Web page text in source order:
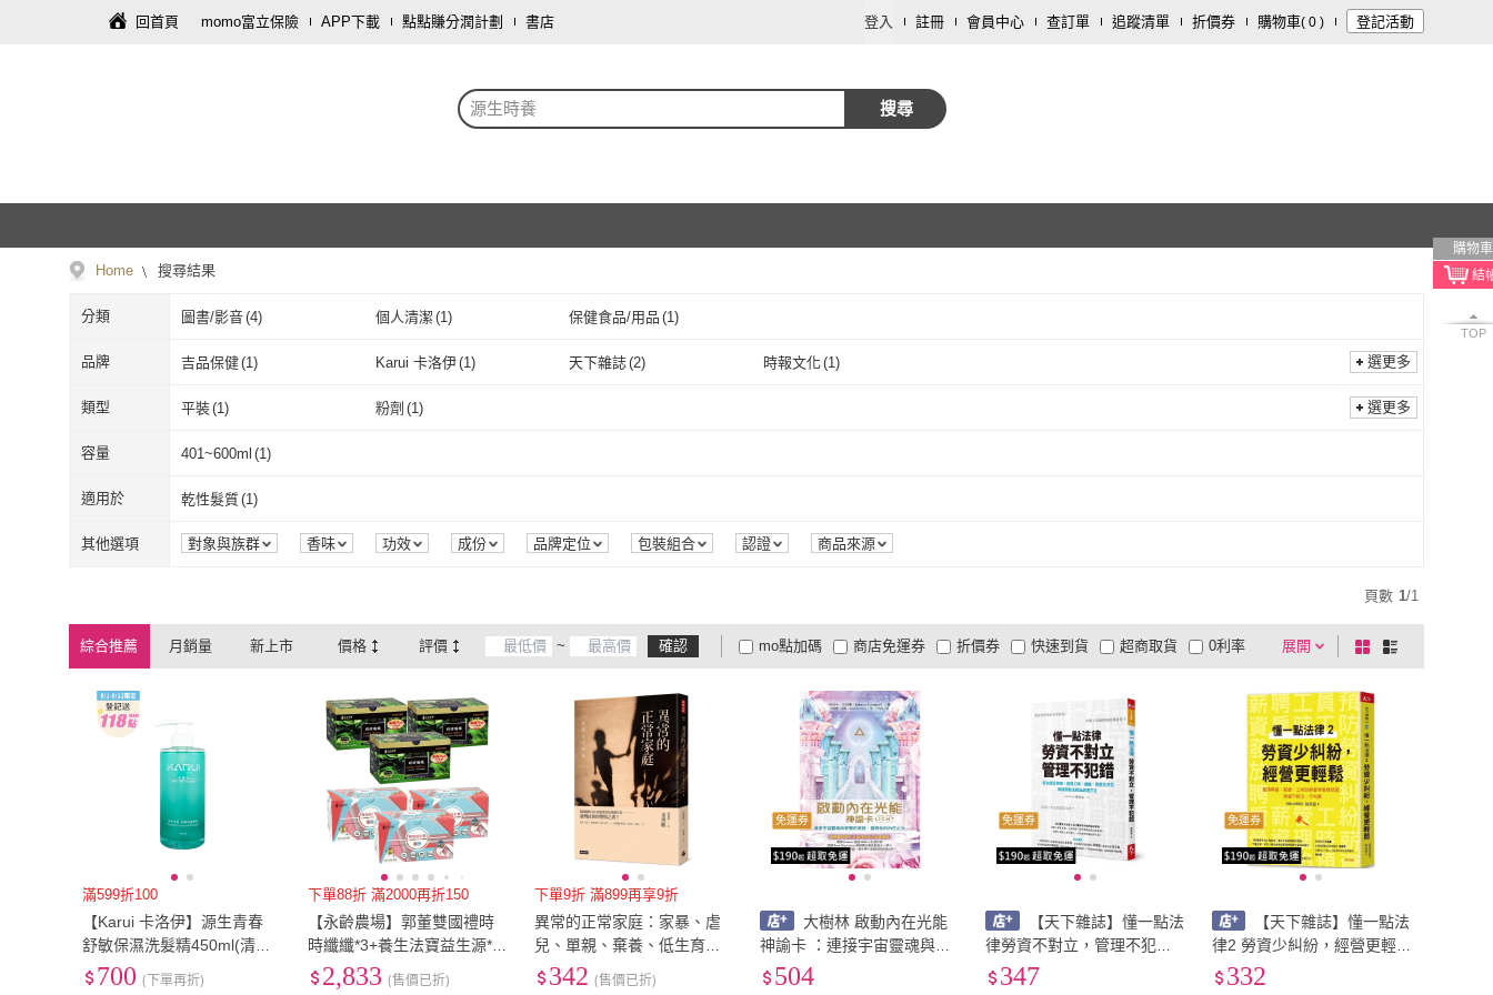
回首頁 momo富立保險 APP下載 點點賺分潤計劃 書店 登入 註冊 會員中心 查訂單 追蹤清單 折價券 購物車( 0 ) 登記活動
源生時養 搜尋
購物車
TOP
Home 搜尋結果
分類 圖書/影音(4) 個人清潔 (1) 保健食品/用品 (1)
品牌 吉品保健(1) Karui 卡洛伊(1) 天下雜誌(2) 時報文化(1)
吉品保健 Karui 卡洛伊
取消 選更多
類型 平裝(1) 粉劑 (1)
平裝(1)
選更多
容量 401~600ml (1)
401~600ml
適用於 乾性髮質(1)
乾性髮質 (1
其他選項 對象與族群 香味 功效 成份 品牌定位 包裝組合 認證 商品來源
頁數 1/1
綜合推薦 月銷量 新上市 價格 評價 ~ 確認 展開
折價券
有影片
商品有量 電視購物
mo點加碼 快速到貨 超商取貨
低溫宅配
大家電安心配
大家電快配
定期配/分次配
商店免運券 0利率
及以上 3 及以上 1
棋
盤
列
滿599折100
【Karui 卡洛伊】源生青春
舒敏保濕洗髮精450ml(清
潔、保養、護髮同時完成)
700 (下單再折)
下單88折 滿2000再折150
【永齡農場】郭董雙國禮時
時纖纖*3+養生法寶益生源*3
共計6盒(時時纖纖14條/盒 雙
2,833 (售價已折)
下單9折 滿899再享9折
異常的正常家庭：家暴、虐
兒、單親、棄養、低生育
率……一切問題的根源均來
342 (售價已折)
免運券
大樹林 啟動內在光能
神諭卡 ：連接宇宙靈魂與智
慧的源頭，發現你的內在之
504
免運券
【天下雜誌】懂一點法
律勞資不對立，管理不犯
錯：超白話從聘僱、管理工
347
免運券
【天下雜誌】懂一點法
律2 勞資少糾紛，經營更輕
鬆：釐清聘雇、薪資、工時
332